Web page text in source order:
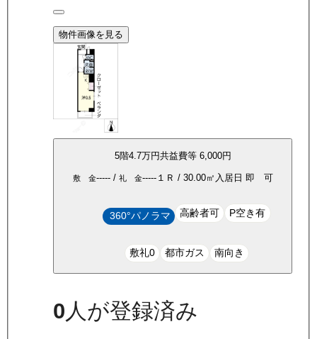
物件画像を見る
5階4.7万円共益費等 6,000円
敷 金-----/ 礼 金-----１Ｒ / 30.00㎡ 入居日 即 可
360°パノラマ 高齢者可 P空き有
敷礼0 都市ガス 南向き
0 人が登録済み